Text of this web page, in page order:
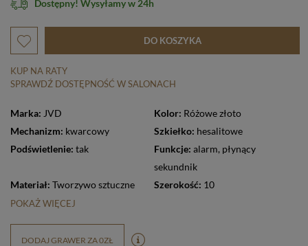
Dostępny! Wysyłamy w 24h
DO KOSZYKA
KUP NA RATY
SPRAWDŹ DOSTĘPNOŚĆ W SALONACH
Marka: JVD Kolor: Różowe złoto
Mechanizm: kwarcowy Szkiełko: hesalitowe
Podświetlenie: tak Funkcje: alarm,
sekundnik
Materiał: Tworzywo sztuczne Szerokość: 10
POKAŻ WIĘCEJ
DODAJ GRAWER ZA 0ZŁ